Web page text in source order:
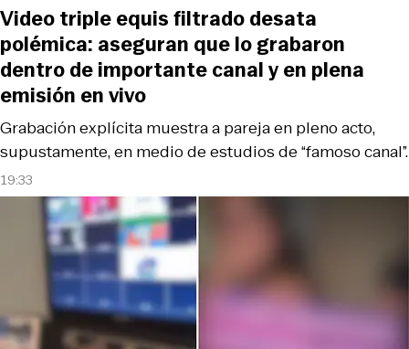
19:33
Grabación explícita muestra a pareja en pleno acto,
supustamente, en medio de estudios de “famoso canal”.
Video triple equis filtrado desata
polémica: aseguran que lo grabaron
dentro de importante canal y en plena
emisión en vivo